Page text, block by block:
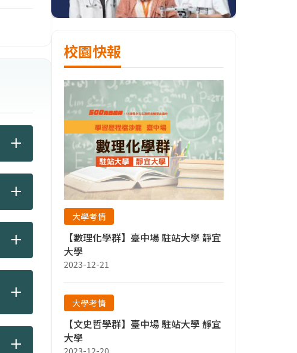
校園快報
大學考情
【數理化學群】臺中場 駐站大學 靜宜
大學
2023-12-21
大學考情
【文史哲學群】臺中場 駐站大學 靜宜
大學
2023-12-20